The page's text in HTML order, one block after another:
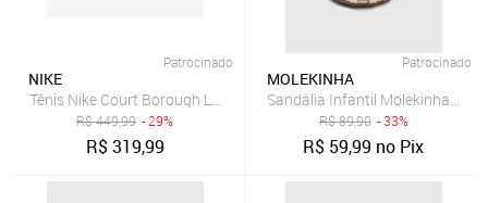
Patrocinado
NIKE
Tênis Nike Court Borough Low Recraft Infantil
R$449,99 - 29%
R$319,99
Patrocinado
MOLEKINHA
Sandália Infantil Molekinha
R$89,90 - 33%
R$ 59,99 no Pix